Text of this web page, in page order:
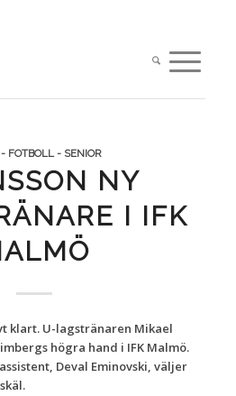
FOTBOLL - SENIOR
NY
I IFK
klart. U-lagstränaren Mikael
högra hand i IFK Malmö.
Deval Eminovski, väljer